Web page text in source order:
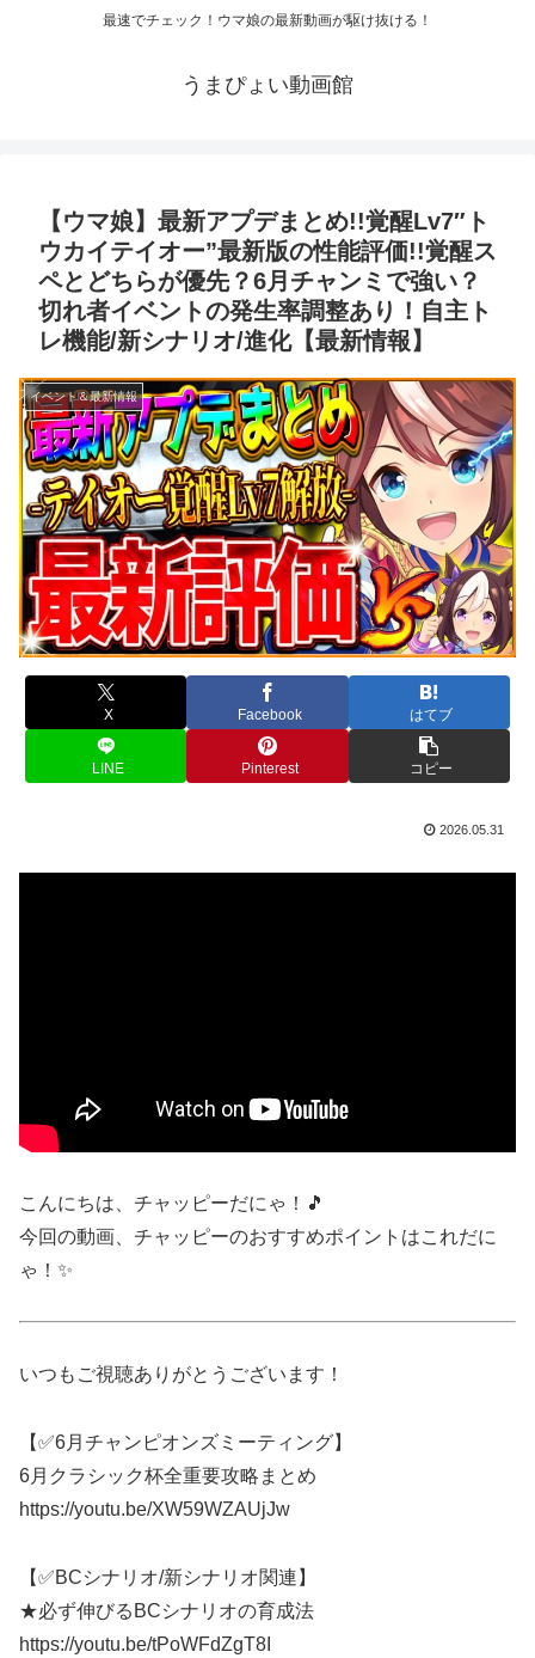
最速でチェック！ウマ娘の最新動画が駆け抜ける！
うまぴょい動画館
【ウマ娘】最新アプデまとめ!!覚醒Lv7″ト
ウカイテイオー”最新版の性能評価!!覚醒ス
ペとどちらが優先？6月チャンミで強い？
切れ者イベントの発生率調整あり！自主ト
レ機能/新シナリオ/進化【最新情報】
イベント＆最新情報
X Facebook はてブ
LINE Pinterest コピー
2026.05.31
こんにちは、チャッピーだにゃ！🎵
今回の動画、チャッピーのおすすめポイントはこれだに
ゃ！✨
いつもご視聴ありがとうございます！
【✅6月チャンピオンズミーティング】
6月クラシック杯全重要攻略まとめ
https://youtu.be/XW59WZAUjJw
【✅BCシナリオ/新シナリオ関連】
★必ず伸びるBCシナリオの育成法
https://youtu.be/tPoWFdZgT8I